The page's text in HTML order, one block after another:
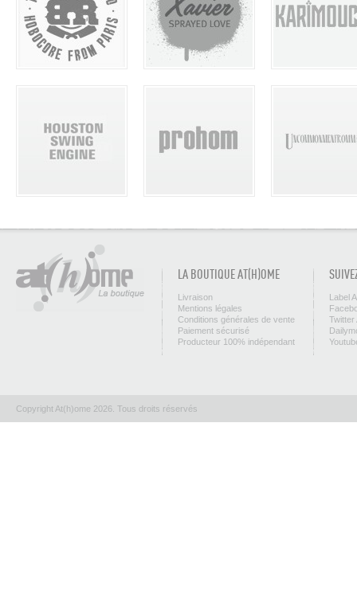
LA BOUTIQUE AT(H)OME
Livraison
Mentions légales
Conditions générales de vente
Paiement sécurisé
Producteur 100% indépendant
Label
Twitter
Copyright At(h)ome 2026. Tous droits réservés